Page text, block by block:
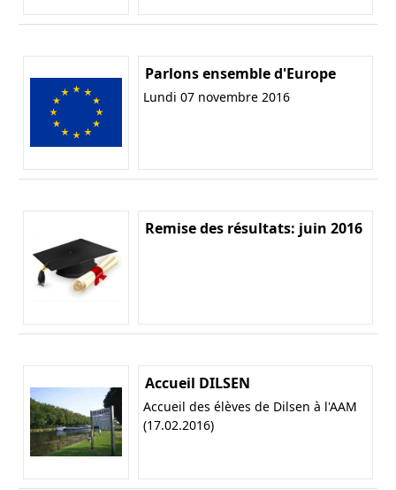
Parlons ensemble d'Europe
Lundi 07 novembre 2016
Remise des résultats: juin 2016
Accueil DILSEN
Accueil des élèves de Dilsen à l'AAM
(17.02.2016)